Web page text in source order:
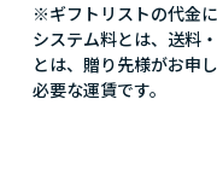
※ギフトリストの代金
システム料とは、送料
とは、贈り先様がお申
必要な運賃です。